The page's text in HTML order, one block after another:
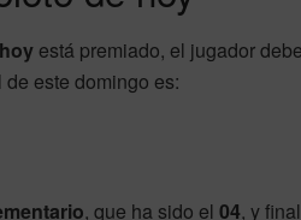
está premiado, el jugador
este domingo es:
, que ha sido el 04, y